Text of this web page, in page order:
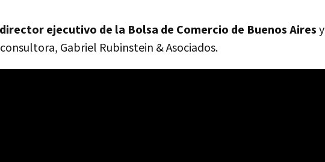
director ejecutivo de la Bolsa de Comercio de Buenos Airesy
Gabriel Rubinstein & Asociados.